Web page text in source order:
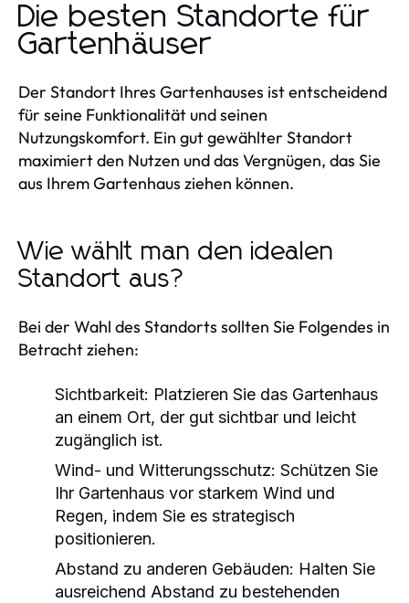
Die besten Standorte für
Gartenhäuser
Der Standort Ihres Gartenhauses ist entscheidend
für seine Funktionalität und seinen
Nutzungskomfort. Ein gut gewählter Standort
maximiert den Nutzen und das Vergnügen, das Sie
aus Ihrem Gartenhaus ziehen können.
Wie wählt man den idealen
Standort aus?
Bei der Wahl des Standorts sollten Sie Folgendes in
Betracht ziehen:
Sichtbarkeit: Platzieren Sie das Gartenhaus
an einem Ort, der gut sichtbar und leicht
zugänglich ist.
Wind- und Witterungsschutz: Schützen Sie
Ihr Gartenhaus vor starkem Wind und
Regen, indem Sie es strategisch
positionieren.
Abstand zu anderen Gebäuden: Halten Sie
ausreichend Abstand zu bestehenden